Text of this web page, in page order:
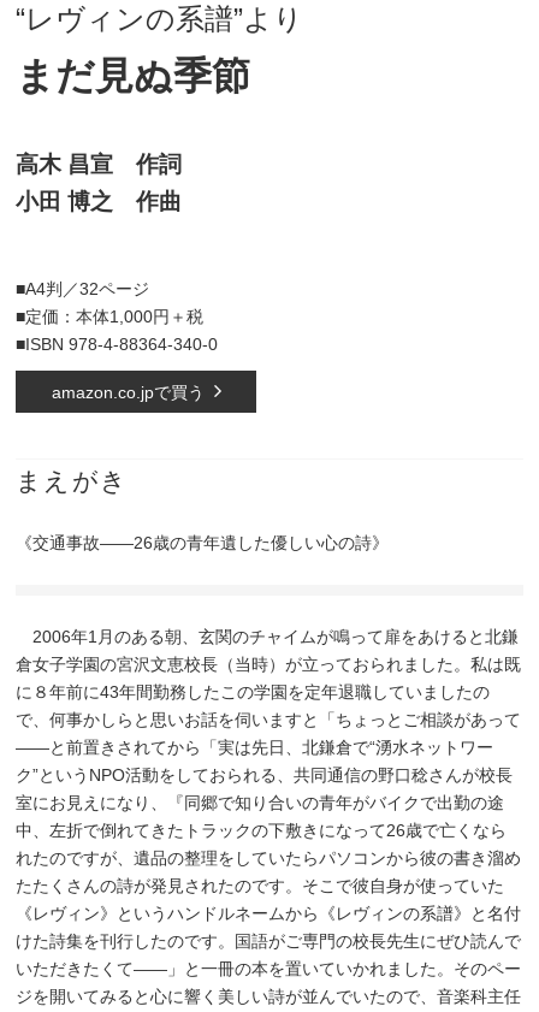
“レヴィンの系譜”より
まだ見ぬ季節
高木 昌宣 作詞
小田 博之 作曲
■A4判／32ページ
■定価：本体1,000円＋税
■ISBN 978-4-88364-340-0
amazon.co.jpで買う
まえがき
《交通事故——26歳の青年遺した優しい心の詩》
2006年1月のある朝、玄関のチャイムが鳴って扉をあけると北鎌
倉女子学園の宮沢文恵校長（当時）が立っておられました。私は既
に８年前に43年間勤務したこの学園を定年退職していましたの
で、何事かしらと思いお話を伺いますと「ちょっとご相談があって
——と前置きされてから「実は先日、北鎌倉で“湧水ネットワー
ク”というNPO活動をしておられる、共同通信の野口稔さんが校長
室にお見えになり、『同郷で知り合いの青年がバイクで出勤の途
中、左折で倒れてきたトラックの下敷きになって26歳で亡くなら
れたのですが、遺品の整理をしていたらパソコンから彼の書き溜め
たたくさんの詩が発見されたのです。そこで彼自身が使っていた
《レヴィン》というハンドルネームから《レヴィンの系譜》と名付
けた詩集を刊行したのです。国語がご専門の校長先生にぜひ読んで
いただきたくて——」と一冊の本を置いていかれました。そのペー
ジを開いてみると心に響く美しい詩が並んでいたので、音楽科主任